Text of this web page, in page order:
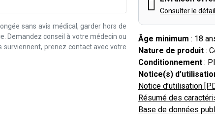
sans avis médical, garder hors de
Demandez conseil à votre médecin ou
prenez contact avec votre
Consulter le
Âge minimum : 18
Nature de produit :
Conditionnement :
Notice(s)
Notice d’utilisation
Résumé des
Base de données